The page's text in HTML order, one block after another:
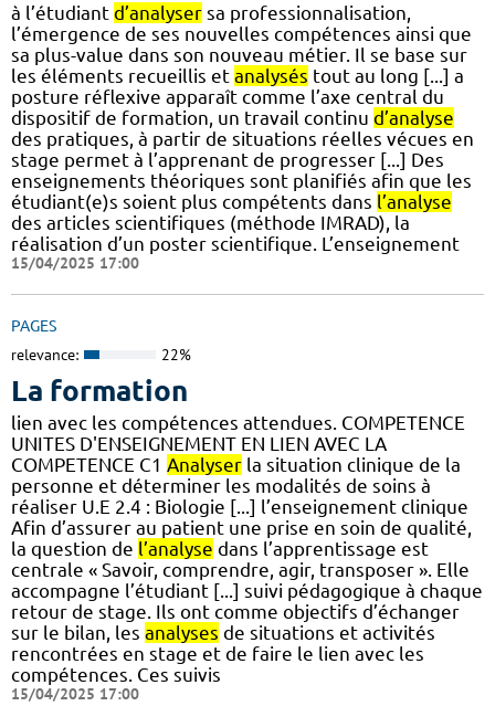
à l’étudiant d’analyser sa professionnalisation,
l’émergence de ses nouvelles compétences ainsi que
sa plus-value dans son nouveau métier. Il se base sur
les éléments recueillis et analysés tout au long [...] a
posture réflexive apparaît comme l’axe central du
dispositif de formation, un travail continu d’analyse
des pratiques, à partir de situations réelles vécues en
stage permet à l’apprenant de progresser [...] Des
enseignements théoriques sont planifiés afin que les
étudiant(e)s soient plus compétents dans l’analyse
des articles scientifiques (méthode IMRAD), la
réalisation d’un poster scientifique. L’enseignement
15/04/2025 17:00
PAGES
relevance: 22%
La formation
lien avec les compétences attendues. COMPETENCE
UNITES D'ENSEIGNEMENT EN LIEN AVEC LA
COMPETENCE C1 Analyser la situation clinique de la
personne et déterminer les modalités de soins à
réaliser U.E 2.4 : Biologie [...] l’enseignement clinique
Afin d’assurer au patient une prise en soin de qualité,
la question de l’analyse dans l’apprentissage est
centrale « Savoir, comprendre, agir, transposer ». Elle
accompagne l’étudiant [...] suivi pédagogique à chaque
retour de stage. Ils ont comme objectifs d’échanger
sur le bilan, les analyses de situations et activités
rencontrées en stage et de faire le lien avec les
compétences. Ces suivis
15/04/2025 17:00